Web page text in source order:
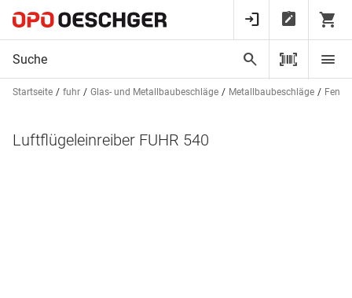
Startseite fuhr Glas- und Metallbaubeschläge Metallbaubeschläge
Luftflügeleinreiber FUHR 540